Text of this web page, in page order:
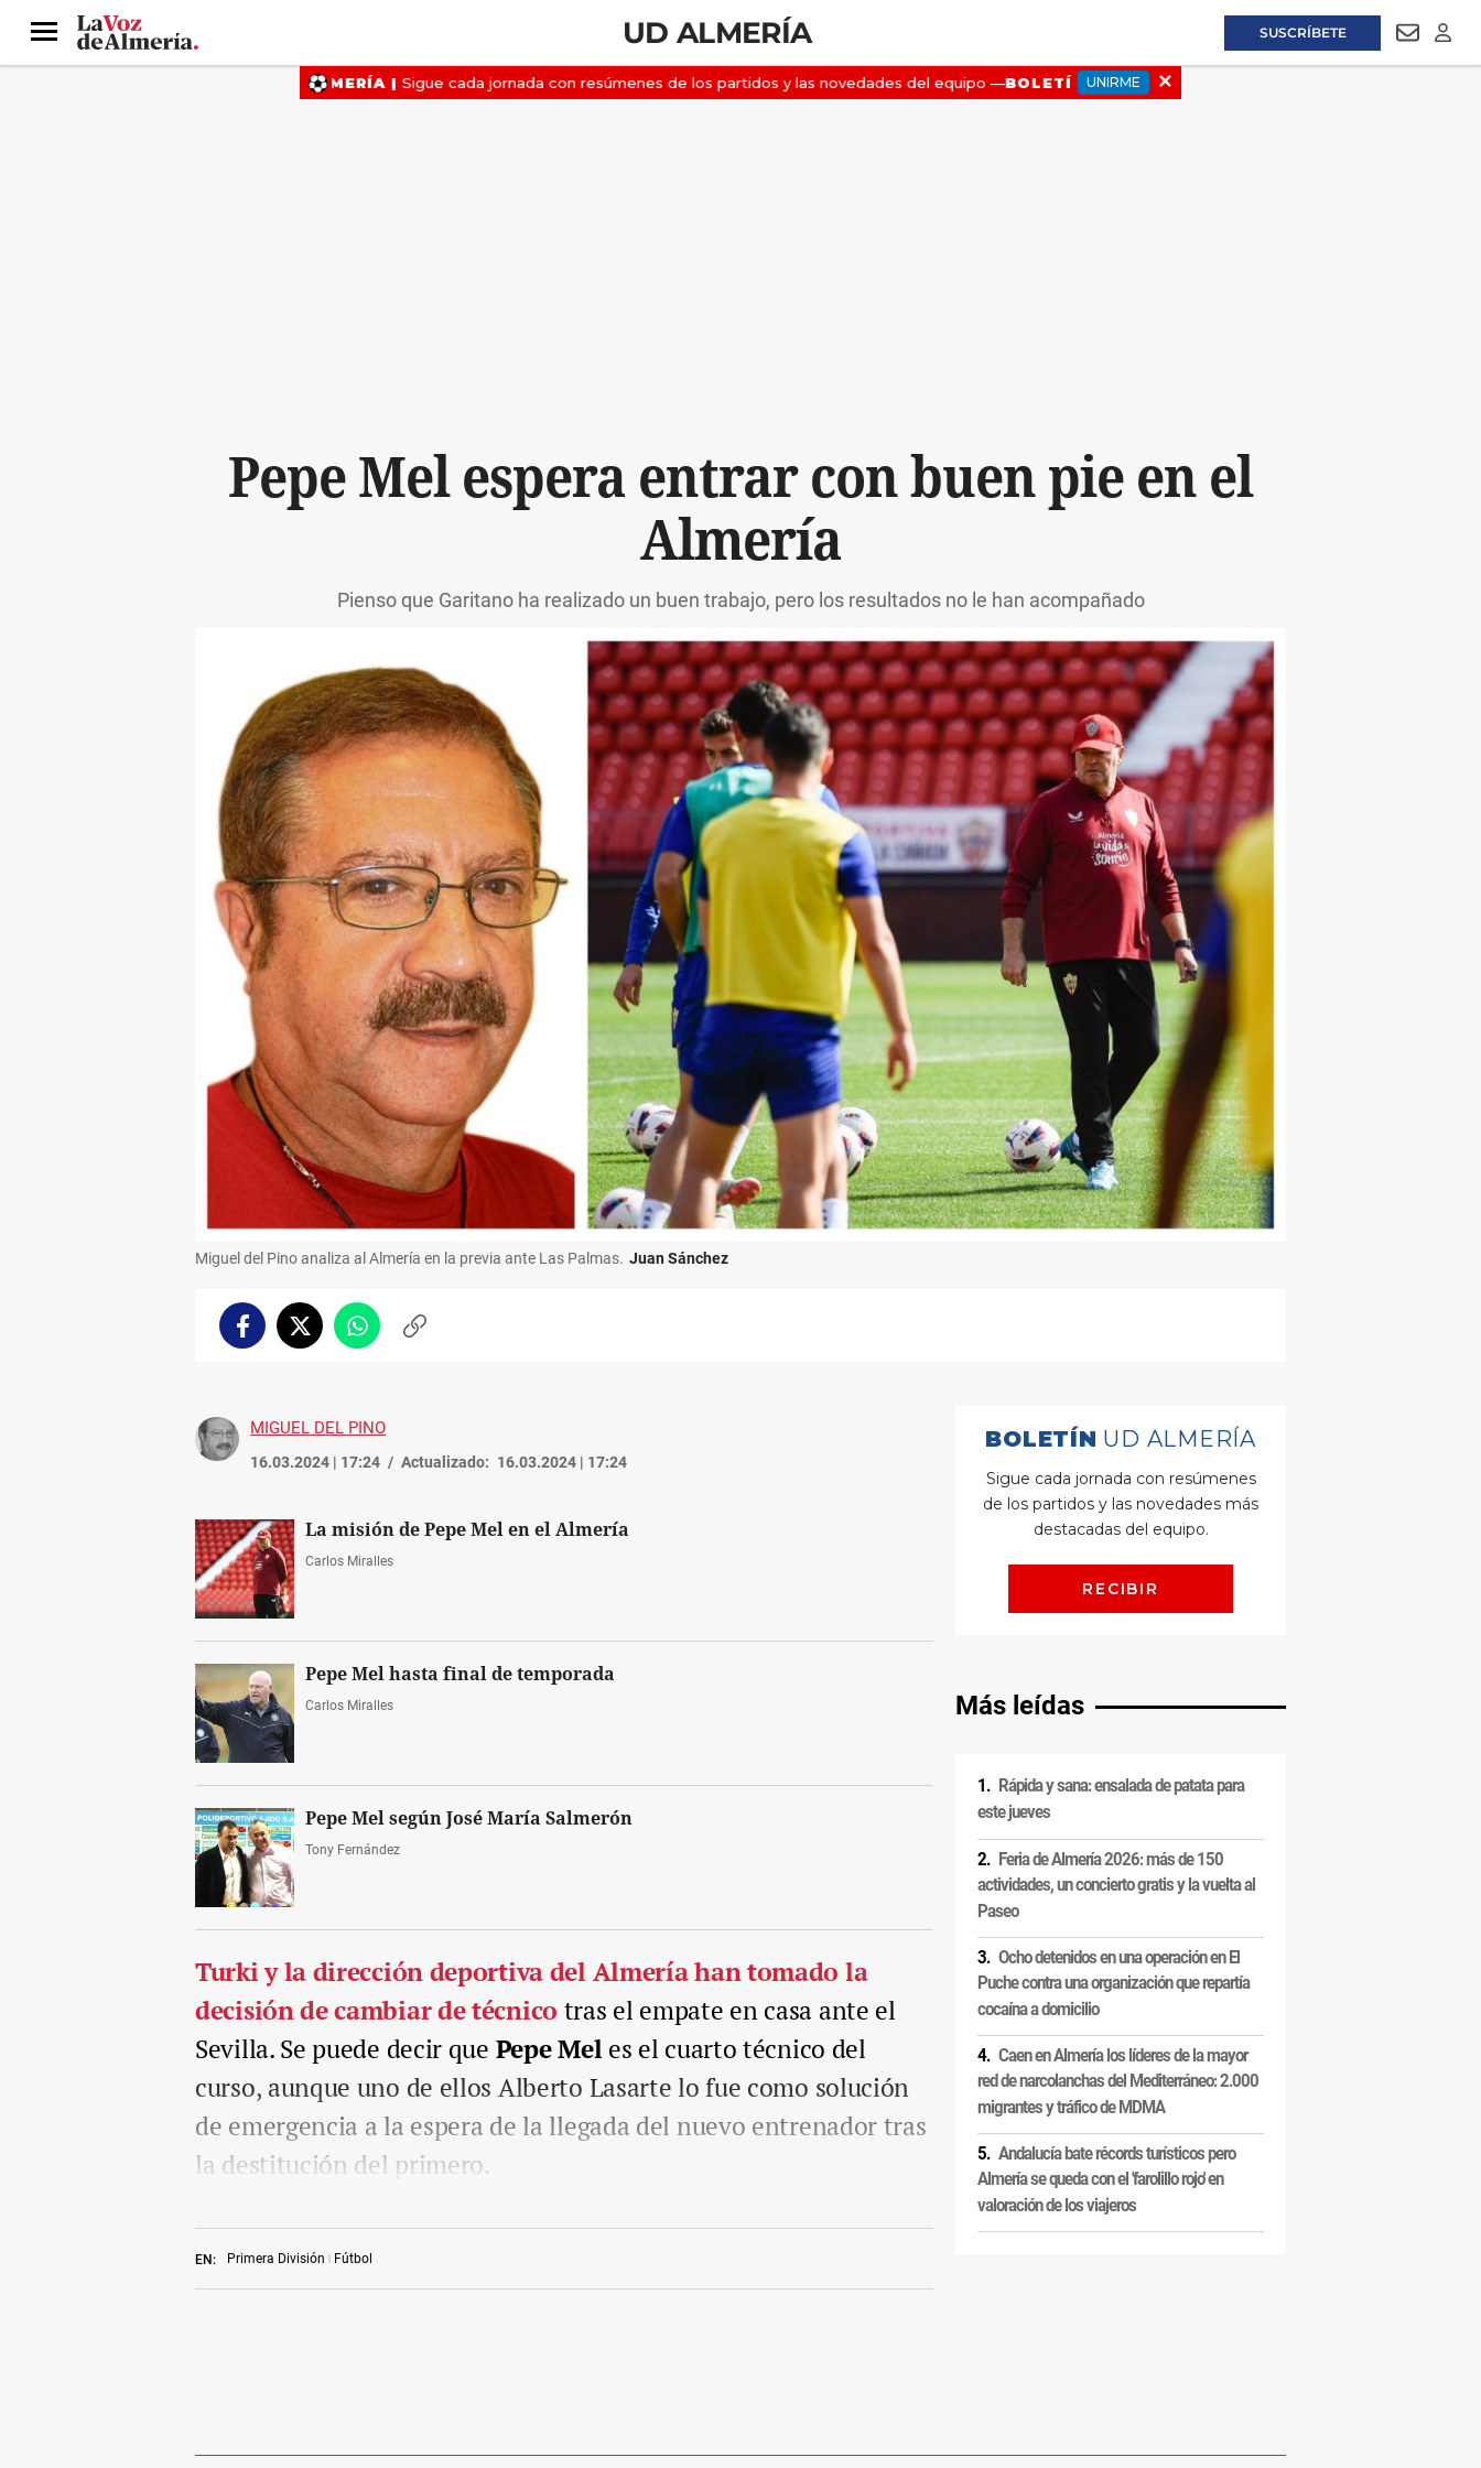
SUSCRÍBETE
Menú UD ALMERÍA
Pepe Mel espera entrar con buen pie en el
Almería
Pienso que Garitano ha realizado un buen trabajo, pero los resultados no le han acompañado
Miguel del Pino analiza al Almería en la previa ante Las Palmas. Juan Sánchez
FacebookTwitterWhatsappCopiar
MIGUEL DEL PINO
16.03.2024 | 17:24 Actualizado: 16.03.2024 | 17:24
EN: Primera División Fútbol
La misión de Pepe Mel en el Almería
Carlos Miralles
Pepe Mel hasta final de temporada
Carlos Miralles
Pepe Mel según José María Salmerón
Tony Fernández
Turki y la dirección deportiva del Almería han tomado la
decisión de cambiar de técnico tras el empate en casa ante el
Sevilla. Se puede decir que Pepe Mel es el cuarto técnico del
curso, aunque uno de ellos Alberto Lasarte lo fue como solución
de emergencia a la espera de la llegada del nuevo entrenador tras
la destitución del primero.
Más leídas
Rápida y sana: ensalada de patata para
este jueves
Feria de Almería 2026: más de 150
actividades, un concierto gratis y la vuelta al
Paseo
Ocho detenidos en una operación en El
Puche contra una organización que repartía
cocaína a domicilio
Caen en Almería los líderes de la mayor
red de narcolanchas del Mediterráneo: 2.000
migrantes y tráfico de MDMA
Andalucía bate récords turísticos pero
Almería se queda con el 'farolillo rojo' en
valoración de los viajeros